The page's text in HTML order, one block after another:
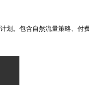
。包含自然流量策略、付